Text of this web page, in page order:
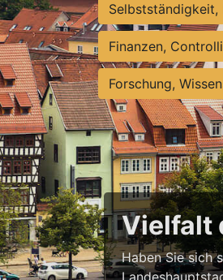
Selbstständigkeit,
Finanzen,
Forschung,
Vielfalt
Haben Sie sich